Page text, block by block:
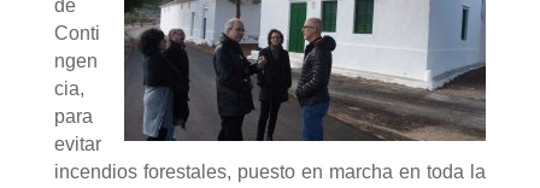
de
Conti
ngen
cia,
para
evitar
incendios forestales, puesto en marcha en toda la